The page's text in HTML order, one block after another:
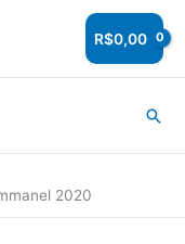
R$0,00
2020